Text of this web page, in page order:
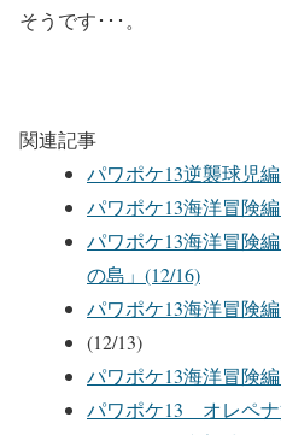
そうです･･･。
関連記事
パワポケ13逆襲球児
パワポケ13海洋冒険
パワポケ13海洋冒険
の島」(12/16)
パワポケ13海洋冒険
(12/13)
パワポケ13海洋冒険
パワポケ13 オレペナ